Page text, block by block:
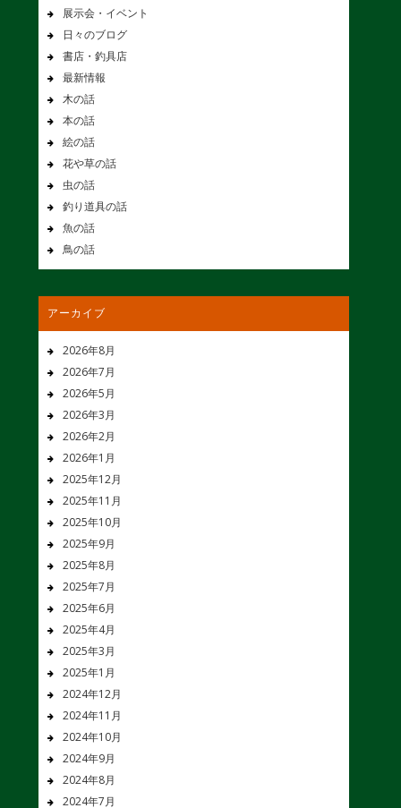
展示会・イベント
日々のブログ
書店・釣具店
最新情報
木の話
本の話
絵の話
花や草の話
虫の話
釣り道具の話
魚の話
鳥の話
アーカイブ
2026年8月
2026年7月
2026年5月
2026年3月
2026年2月
2026年1月
2025年12月
2025年11月
2025年10月
2025年9月
2025年8月
2025年7月
2025年6月
2025年4月
2025年3月
2025年1月
2024年12月
2024年11月
2024年10月
2024年9月
2024年8月
2024年7月